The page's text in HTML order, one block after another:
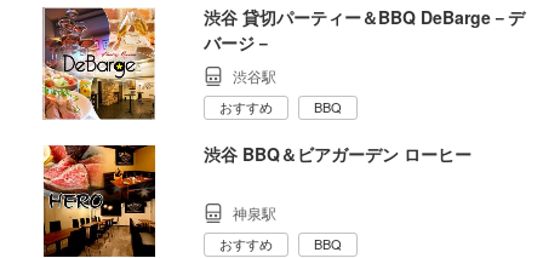
渋谷 貸切パーティー＆BBQ DeBarge－デ
バージ－
渋谷駅
おすすめ BBQ
渋谷 BBQ＆ビアガーデン ローヒー
神泉駅
おすすめ BBQ